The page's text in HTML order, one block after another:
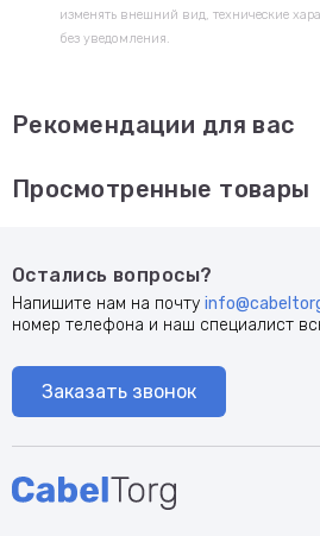
изменять внешний вид, технические
без уведомления.
Рекомендации для вас
Просмотренные товары
Остались вопросы?
Напишите нам на почту
номер телефона и наш специалист
Заказать звонок